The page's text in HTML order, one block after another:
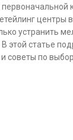
центры
устранить
этой статье
советы по